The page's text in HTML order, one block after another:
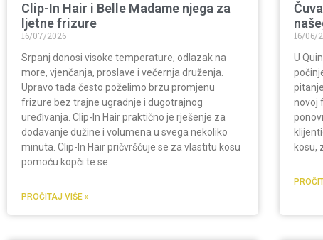
Clip-In Hair i Belle Madame njega za
ljetne frizure
16/07/2026
Srpanj donosi visoke temperature, odlazak na
more, vjenčanja, proslave i večernja druženja.
Upravo tada često poželimo brzu promjenu
frizure bez trajne ugradnje i dugotrajnog
uređivanja. Clip-In Hair praktično je rješenje za
dodavanje dužine i volumena u svega nekoliko
minuta. Clip-In Hair pričvršćuje se za vlastitu kosu
pomoću kopči te se
PROČITAJ VIŠE »
16/06/
U
novoj
kosu,